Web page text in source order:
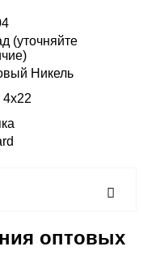
(уточняйте
Никель
4х22
оптовых